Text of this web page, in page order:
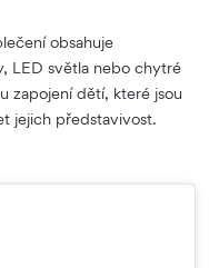
obsahuje
LED světla nebo chytré
zapojení dětí, které jsou
jejich představivost.